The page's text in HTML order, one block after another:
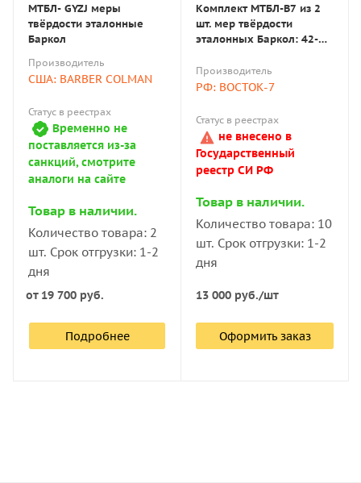
МТБЛ- GYZJ меры
твёрдости эталонные
Баркол
Производитель
США: BARBER COLMAN
Статус в реестрах
Временно не
поставляется из-за
санкций, смотрите
аналоги на сайте
Товар в наличии.
Количество товара: 2
шт. Срок отгрузки: 1-2
дня
от 19 700 руб.
Подробнее
Комплект МТБЛ-В7 из 2
шт. мер твёрдости
эталонных Баркол: 42-
подлежат)
Производитель
РФ: ВОСТОК-7
Статус в реестрах
не внесено в
Государственный
реестр СИ РФ
Товар в наличии.
Количество товара: 10
шт. Срок отгрузки: 1-2
дня
13 000 руб./шт
Оформить заказ